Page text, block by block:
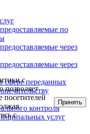
по
через
через
сфере переданных
контроля
услуг
с
позволяет
посетителей
с
Принять